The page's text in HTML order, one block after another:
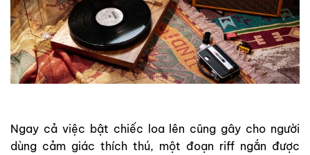
Ngay cả việc bật chiếc loa lên cũng gây cho người
dùng cảm giác thích thú, một đoạn riff ngắn được